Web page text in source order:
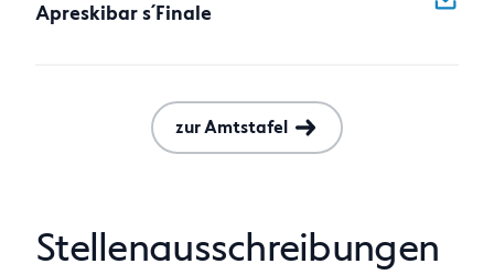
Apreskibar s´Finale
zur Amtstafel
Stellenausschreibungen